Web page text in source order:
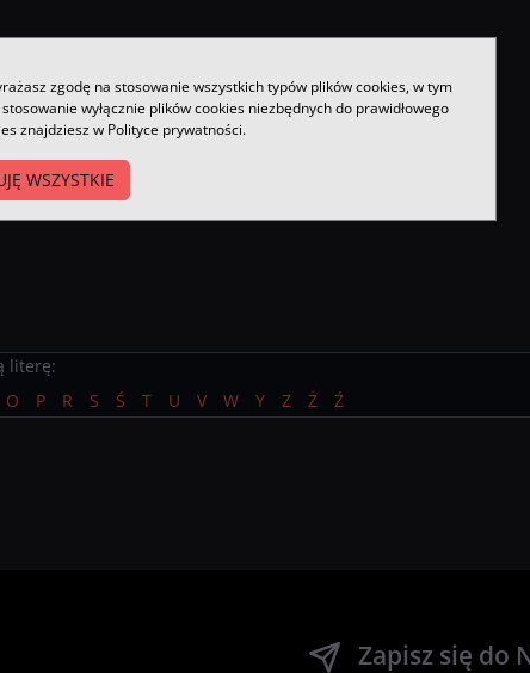
literę:
O P R S Ś T U V W Y Z Ż Ź
Zapisz się do
zgodę na stosowanie wszystkich typów plików cookies, w tym
wyłącznie plików cookies niezbędnych do prawidłowego
znajdziesz w Polityce prywatności.
WSZYSTKIE